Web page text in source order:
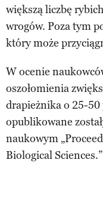
większą liczbę
wrogów. Poza tym
który może
W ocenie
oszołomienia
drapieżnika o 25-
opublikowane
naukowym
Biological Sciences.”